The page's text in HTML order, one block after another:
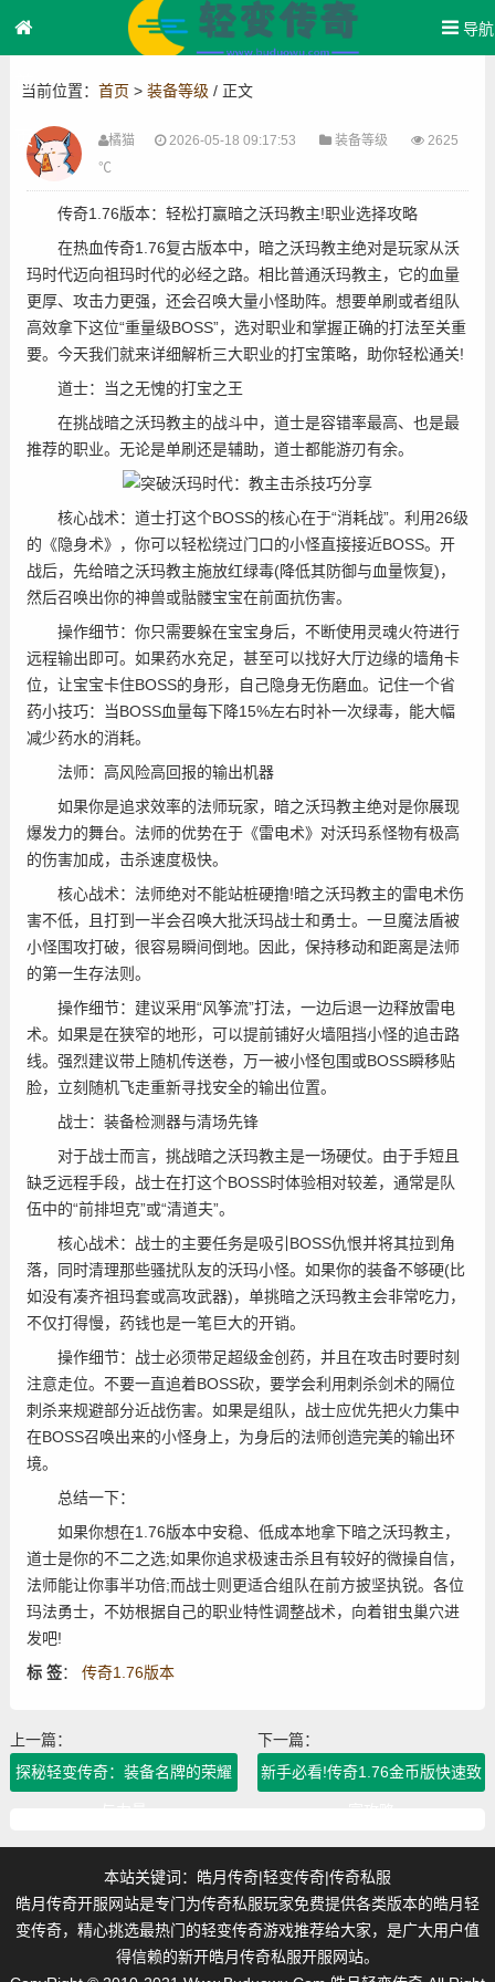
首
页
导航
当前位置： 首页 > 装备等级 / 正文
橘猫 2026-05-18 09:17:53 装备等级
2625
℃
传奇1.76版本：轻松打赢暗之沃玛教主!职业选择攻略
在热血传奇1.76复古版本中，暗之沃玛教主绝对是玩家从沃
玛时代迈向祖玛时代的必经之路。相比普通沃玛教主，它的血量
更厚、攻击力更强，还会召唤大量小怪助阵。想要单刷或者组队
高效拿下这位“重量级BOSS”，选对职业和掌握正确的打法至关重
要。今天我们就来详细解析三大职业的打宝策略，助你轻松通关!
️道士：当之无愧的打宝之王
在挑战暗之沃玛教主的战斗中，道士是容错率最高、也是最
推荐的职业。无论是单刷还是辅助，道士都能游刃有余。
核心战术：道士打这个BOSS的核心在于“消耗战”。利用26级
的《隐身术》，你可以轻松绕过门口的小怪直接接近BOSS。开
战后，先给暗之沃玛教主施放红绿毒(降低其防御与血量恢复)，
然后召唤出你的神兽或骷髅宝宝在前面抗伤害。
操作细节：你只需要躲在宝宝身后，不断使用灵魂火符进行
远程输出即可。如果药水充足，甚至可以找好大厅边缘的墙角卡
位，让宝宝卡住BOSS的身形，自己隐身无伤磨血。记住一个省
药小技巧：当BOSS血量每下降15%左右时补一次绿毒，能大幅
减少药水的消耗。
法师：高风险高回报的输出机器
如果你是追求效率的法师玩家，暗之沃玛教主绝对是你展现
爆发力的舞台。法师的优势在于《雷电术》对沃玛系怪物有极高
的伤害加成，击杀速度极快。
核心战术：法师绝对不能站桩硬撸!暗之沃玛教主的雷电术伤
害不低，且打到一半会召唤大批沃玛战士和勇士。一旦魔法盾被
小怪围攻打破，很容易瞬间倒地。因此，保持移动和距离是法师
的第一生存法则。
操作细节：建议采用“风筝流”打法，一边后退一边释放雷电
术。如果是在狭窄的地形，可以提前铺好火墙阻挡小怪的追击路
线。强烈建议带上随机传送卷，万一被小怪包围或BOSS瞬移贴
脸，立刻随机飞走重新寻找安全的输出位置。
️战士：装备检测器与清场先锋
对于战士而言，挑战暗之沃玛教主是一场硬仗。由于手短且
缺乏远程手段，战士在打这个BOSS时体验相对较差，通常是队
伍中的“前排坦克”或“清道夫”。
核心战术：战士的主要任务是吸引BOSS仇恨并将其拉到角
落，同时清理那些骚扰队友的沃玛小怪。如果你的装备不够硬(比
如没有凑齐祖玛套或高攻武器)，单挑暗之沃玛教主会非常吃力，
不仅打得慢，药钱也是一笔巨大的开销。
操作细节：战士必须带足超级金创药，并且在攻击时要时刻
注意走位。不要一直追着BOSS砍，要学会利用刺杀剑术的隔位
刺杀来规避部分近战伤害。如果是组队，战士应优先把火力集中
在BOSS召唤出来的小怪身上，为身后的法师创造完美的输出环
境。
总结一下：
如果你想在1.76版本中安稳、低成本地拿下暗之沃玛教主，
道士是你的不二之选;如果你追求极速击杀且有较好的微操自信，
法师能让你事半功倍;而战士则更适合组队在前方披坚执锐。各位
玛法勇士，不妨根据自己的职业特性调整战术，向着钳虫巢穴进
发吧!
标 签： 传奇1.76版本
上一篇：
探秘轻变传奇：装备名牌的荣耀
下一篇：
新手必看!传奇1.76金币版快速致
本站关键词： 皓月传奇|轻变传奇|传奇私服
皓月传奇开服网站是专门为传奇私服玩家免费提供各类版本的皓月轻
变传奇，精心挑选最热门的轻变传奇游戏推荐给大家，是广大用户值
得信赖的新开皓月传奇私服开服网站。